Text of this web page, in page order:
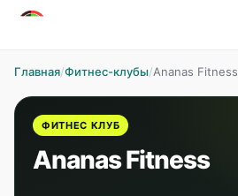
Главная/Фитнес-клубы/Ananas Fitness
ФИТНЕС КЛУБ
Ananas Fitness